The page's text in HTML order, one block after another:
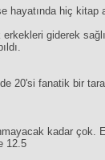
hayatında hiç kitap
giderek
20'si fanatik bir
kadar
12.5